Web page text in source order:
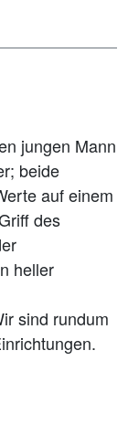
sind rundum